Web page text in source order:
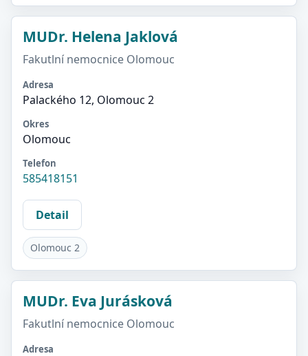
MUDr. Helena Jaklová
Fakutlní nemocnice Olomouc
Adresa
Palackého 12, Olomouc 2
Okres
Olomouc
Telefon
585418151
Detail
Olomouc 2
MUDr. Eva Jurásková
Fakutlní nemocnice Olomouc
Adresa